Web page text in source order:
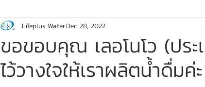
ขอขอบคุณ เลอโนโว (ปร
ไว้วางใจให้เราผลิตน้ำดื่มค่ะ
Lifeplus WaterDec 28, 2022